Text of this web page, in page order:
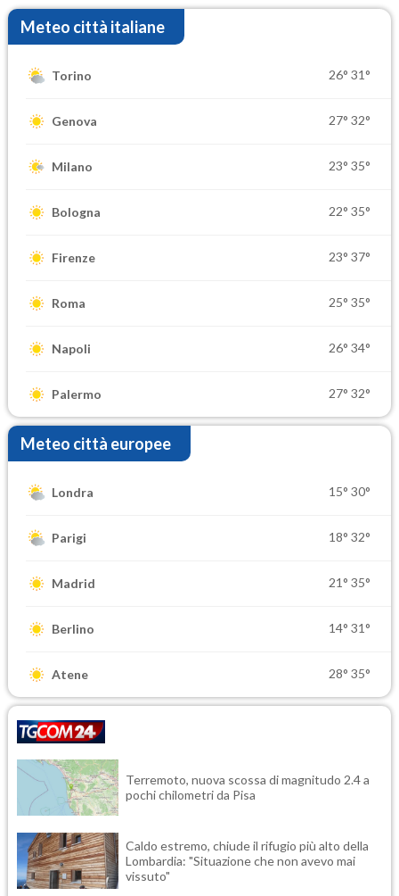
Meteo città italiane
Torino 26° 31°
Genova 27° 32°
Milano 23° 35°
Bologna 22° 35°
Firenze 23° 37°
Roma 25° 35°
Napoli 26° 34°
Palermo 27° 32°
Meteo città europee
Londra 15° 30°
Parigi 18° 32°
Madrid 21° 35°
Berlino 14° 31°
Atene 28° 35°
Terremoto, nuova scossa di magnitudo 2.4 a
pochi chilometri da Pisa
Caldo estremo, chiude il rifugio più alto della
Lombardia: "Situazione che non avevo mai
vissuto"